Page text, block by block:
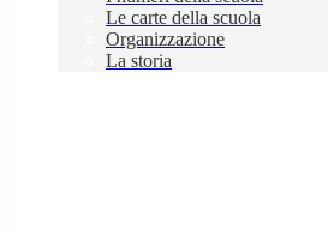
Le carte della scuola
Organizzazione
La storia